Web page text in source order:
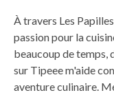
À travers Les
passion pour la
beaucoup de temps,
sur Tipeee m'aide
aventure culinaire.